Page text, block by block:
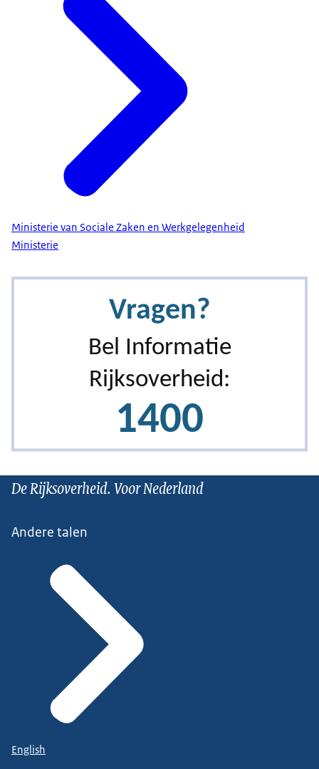
Ministerie van Sociale Zaken en Werkgelegenheid
Ministerie
De Rijksoverheid. Voor Nederland
Andere talen
English